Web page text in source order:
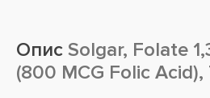
Опис Solgar, Folate
(800 MCG Folic